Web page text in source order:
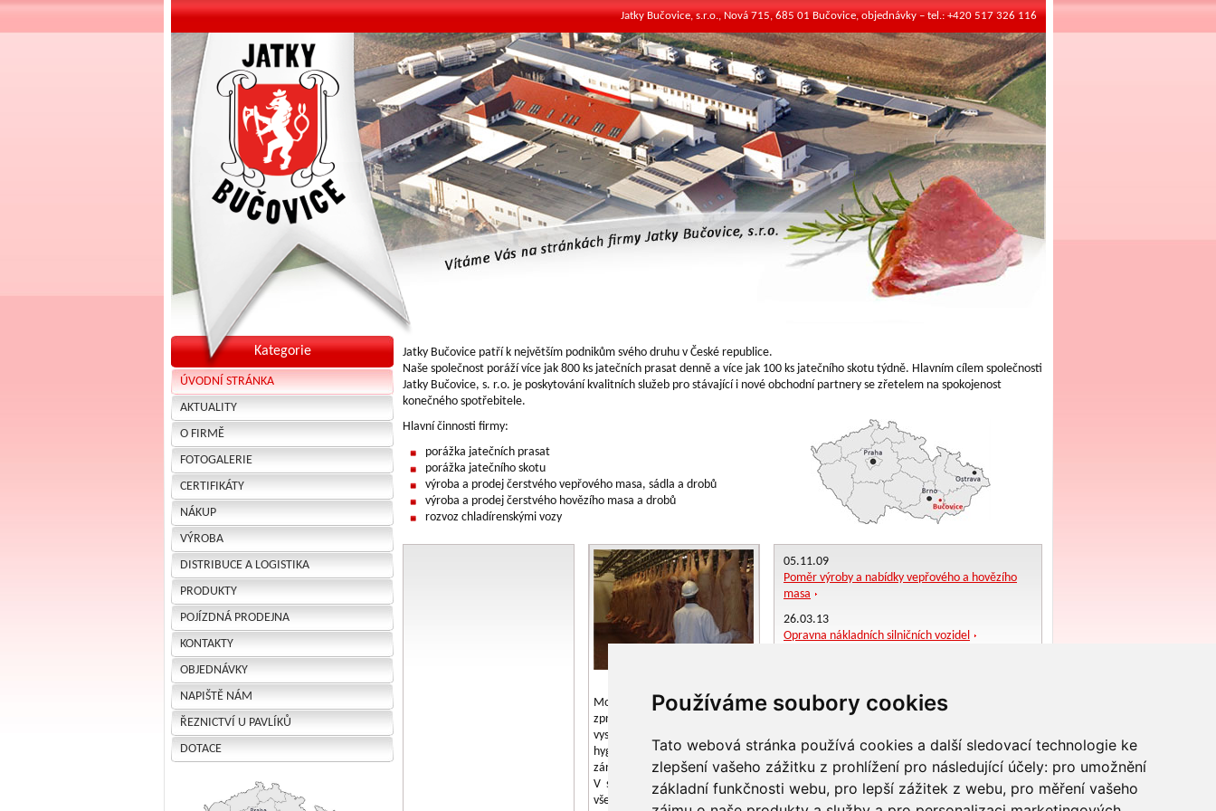
Používáme soubory cookies
Tato webová stránka používá cookies a další sledovací technologie ke
zlepšení vašeho zážitku z prohlížení pro následující účely: pro umožnění
základní funkčnosti webu, pro lepší zážitek z webu, pro měření vašeho
Jatky Bučovice, s.r.o., Nová 715, 685 01 Bučovice, objednávky – tel.: +420 517 326 116
Kategorie
ÚVODNÍ STRÁNKA
AKTUALITY
O FIRMĚ
FOTOGALERIE
CERTIFIKÁTY
NÁKUP
VÝROBA
DISTRIBUCE A LOGISTIKA
PRODUKTY
POJÍZDNÁ PRODEJNA
KONTAKTY
OBJEDNÁVKY
NAPIŠTĚ NÁM
ŘEZNICTVÍ U PAVLÍKŮ
DOTACE
Jatky Bučovice patří k největším podnikům svého druhu v České republice.
Naše společnost poráží více jak 800 ks jatečních prasat denně a více jak 100 ks jatečního skotu týdně. Hlavním cílem společnosti
Jatky Bučovice, s. r.o. je poskytování kvalitních služeb pro stávající i nové obchodní partnery se zřetelem na spokojenost
konečného spotřebitele.
Hlavní činnosti firmy:
porážka jatečních prasat
porážka jatečního skotu
výroba a prodej čerstvého vepřového masa, sádla a drobů
výroba a prodej čerstvého hovězího masa a drobů
rozvoz chladírenskými vozy
Moderní technologie a postupy
zpracování a výroby při
vysokém veterinárně
hygienickém standardu jsou
zárukou nejvyšší kvality.
V současné době firma splňuje
všechny normy a předpisy
05.11.09
Poměr výroby a nabídky vepřového a hovězího
masa
26.03.13
Opravna nákladních silničních vozidel